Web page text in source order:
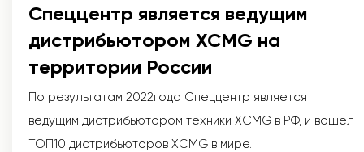
Спеццентр является ведущим
дистрибьютором XCMG на
территории России
По результатам 2022года Спеццентр является
ведущим дистрибьютором техники XCMG в РФ, и вошел
ТОП10 дистрибьюторов XCMG в мире.